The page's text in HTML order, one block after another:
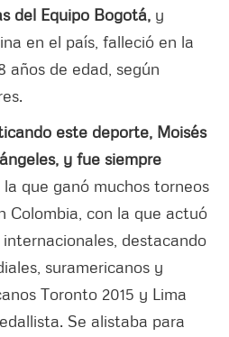
del Equipo Bogotá, y
en el país, falleció en la
años de edad, según
este deporte, Moisés
y fue siempre
la que ganó muchos torneos
Colombia, con la que actuó
destacando
suramericanos y
Toronto 2015 y Lima
Se alistaba para